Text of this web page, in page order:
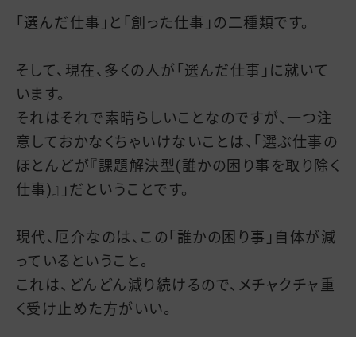
「選んだ仕事」と「創った仕事」の二種類です。
そして、現在、多くの人が「選んだ仕事」に就いて
います。
それはそれで素晴らしいことなのですが、一つ注
意しておかなくちゃいけないことは、「選ぶ仕事の
ほとんどが『課題解決型(誰かの困り事を取り除く
仕事)』」だということです。
現代、厄介なのは、この「誰かの困り事」自体が減
っているということ。
これは、どんどん減り続けるので、メチャクチャ重
く受け止めた方がいい。